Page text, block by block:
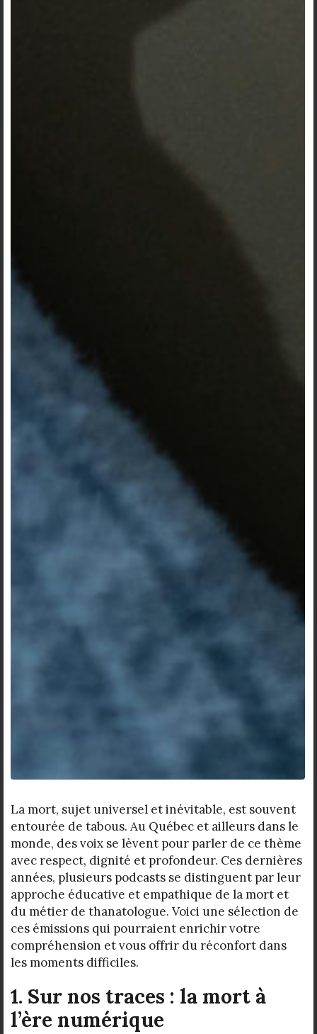
La mort, sujet universel et inévitable, est souvent
entourée de tabous. Au Québec et ailleurs dans le
monde, des voix se lèvent pour parler de ce thème
avec respect, dignité et profondeur. Ces dernières
années, plusieurs podcasts se distinguent par leur
approche éducative et empathique de la mort et
du métier de thanatologue. Voici une sélection de
ces émissions qui pourraient enrichir votre
compréhension et vous offrir du réconfort dans
les moments difficiles.
1. Sur nos traces : la mort à
l’ère numérique